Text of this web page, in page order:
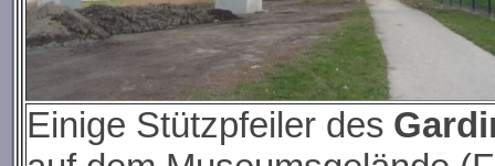
Einige Stützpfeiler des